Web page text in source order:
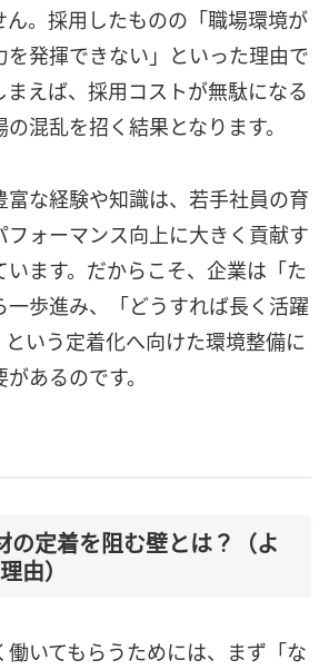
ん。採用したものの「職場環境が
を発揮できない」といった理由で
えば、採用コストが無駄になる
混乱を招く結果となります。
富な経験や知識は、若手社員の育
フォーマンス向上に大きく貢献す
います。だからこそ、企業は「た
一歩進み、「どうすれば長く活躍
という定着化へ向けた環境整備に
あるのです。
の定着を阻む壁とは？（よ
由）
働いてもらうためには、まず「な